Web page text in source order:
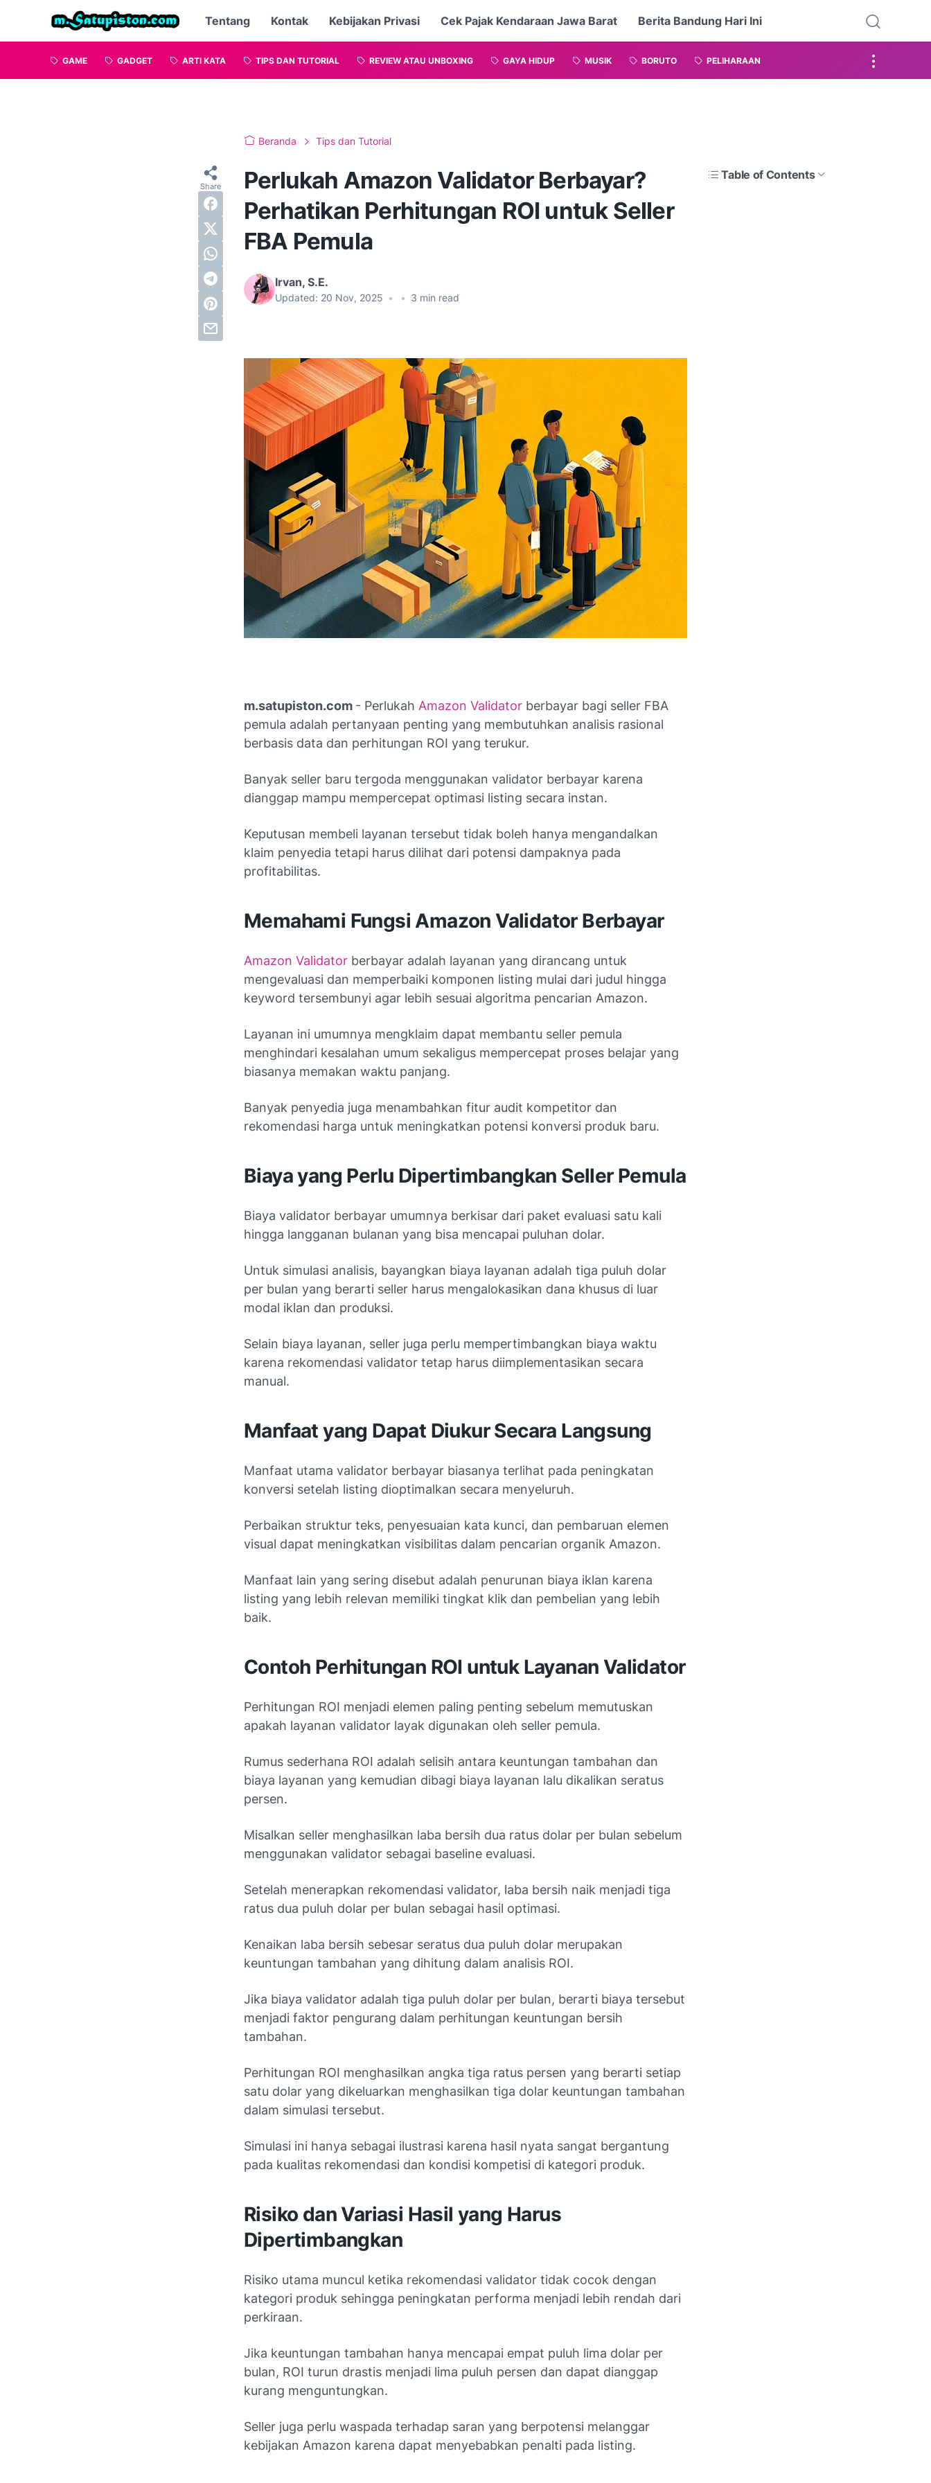
Tentang Kontak Kebijakan Privasi Cek Pajak Kendaraan Jawa Barat Berita Bandung Hari Ini
GAME GADGET ARTI KATA TIPS DAN TUTORIAL REVIEW ATAU UNBOXING GAYA HIDUP MUSIK BORUTO PELIHARAAN
Beranda Tips dan Tutorial
Perlukah Amazon Validator Berbayar?
Perhatikan Perhitungan ROI untuk Seller
FBA Pemula
Irvan, S.E.
Updated: 20 Nov, 2025 • • 3 min read
Table of Contents
m.satupiston.com - Perlukah Amazon Validator berbayar bagi seller FBA
pemula adalah pertanyaan penting yang membutuhkan analisis rasional
berbasis data dan perhitungan ROI yang terukur.
Banyak seller baru tergoda menggunakan validator berbayar karena
dianggap mampu mempercepat optimasi listing secara instan.
Keputusan membeli layanan tersebut tidak boleh hanya mengandalkan
klaim penyedia tetapi harus dilihat dari potensi dampaknya pada
profitabilitas.
Memahami Fungsi Amazon Validator Berbayar
Amazon Validator berbayar adalah layanan yang dirancang untuk
mengevaluasi dan memperbaiki komponen listing mulai dari judul hingga
keyword tersembunyi agar lebih sesuai algoritma pencarian Amazon.
Layanan ini umumnya mengklaim dapat membantu seller pemula
menghindari kesalahan umum sekaligus mempercepat proses belajar yang
biasanya memakan waktu panjang.
Banyak penyedia juga menambahkan fitur audit kompetitor dan
rekomendasi harga untuk meningkatkan potensi konversi produk baru.
Biaya yang Perlu Dipertimbangkan Seller Pemula
Biaya validator berbayar umumnya berkisar dari paket evaluasi satu kali
hingga langganan bulanan yang bisa mencapai puluhan dolar.
Untuk simulasi analisis, bayangkan biaya layanan adalah tiga puluh dolar
per bulan yang berarti seller harus mengalokasikan dana khusus di luar
modal iklan dan produksi.
Selain biaya layanan, seller juga perlu mempertimbangkan biaya waktu
karena rekomendasi validator tetap harus diimplementasikan secara
manual.
Manfaat yang Dapat Diukur Secara Langsung
Manfaat utama validator berbayar biasanya terlihat pada peningkatan
konversi setelah listing dioptimalkan secara menyeluruh.
Perbaikan struktur teks, penyesuaian kata kunci, dan pembaruan elemen
visual dapat meningkatkan visibilitas dalam pencarian organik Amazon.
Manfaat lain yang sering disebut adalah penurunan biaya iklan karena
listing yang lebih relevan memiliki tingkat klik dan pembelian yang lebih
baik.
Contoh Perhitungan ROI untuk Layanan Validator
Perhitungan ROI menjadi elemen paling penting sebelum memutuskan
apakah layanan validator layak digunakan oleh seller pemula.
Rumus sederhana ROI adalah selisih antara keuntungan tambahan dan
biaya layanan yang kemudian dibagi biaya layanan lalu dikalikan seratus
persen.
Misalkan seller menghasilkan laba bersih dua ratus dolar per bulan sebelum
menggunakan validator sebagai baseline evaluasi.
Setelah menerapkan rekomendasi validator, laba bersih naik menjadi tiga
ratus dua puluh dolar per bulan sebagai hasil optimasi.
Kenaikan laba bersih sebesar seratus dua puluh dolar merupakan
keuntungan tambahan yang dihitung dalam analisis ROI.
Jika biaya validator adalah tiga puluh dolar per bulan, berarti biaya tersebut
menjadi faktor pengurang dalam perhitungan keuntungan bersih
tambahan.
Perhitungan ROI menghasilkan angka tiga ratus persen yang berarti setiap
satu dolar yang dikeluarkan menghasilkan tiga dolar keuntungan tambahan
dalam simulasi tersebut.
Simulasi ini hanya sebagai ilustrasi karena hasil nyata sangat bergantung
pada kualitas rekomendasi dan kondisi kompetisi di kategori produk.
Risiko dan Variasi Hasil yang Harus
Dipertimbangkan
Risiko utama muncul ketika rekomendasi validator tidak cocok dengan
kategori produk sehingga peningkatan performa menjadi lebih rendah dari
perkiraan.
Jika keuntungan tambahan hanya mencapai empat puluh lima dolar per
bulan, ROI turun drastis menjadi lima puluh persen dan dapat dianggap
kurang menguntungkan.
Seller juga perlu waspada terhadap saran yang berpotensi melanggar
kebijakan Amazon karena dapat menyebabkan penalti pada listing.